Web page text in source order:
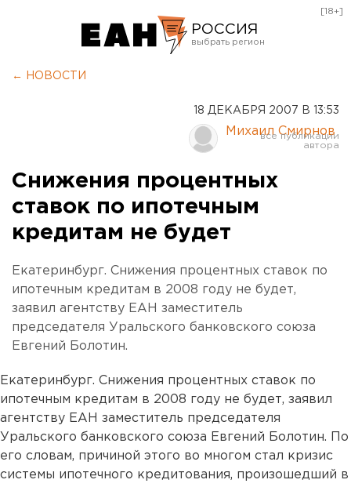
РОССИЯ
Курган
Оренбург
[18+]
← НОВОСТИ
18 ДЕКАБРЯ 2007 В 13:53
Михаил Смирнов
Снижения процентных
ставок по ипотечным
кредитам не будет
Екатеринбург. Снижения процентных ставок по
ипотечным кредитам в 2008 году не будет,
заявил агентству ЕАН заместитель
председателя Уральского банковского союза
Евгений Болотин.
Екатеринбург. Снижения процентных ставок по
ипотечным кредитам в 2008 году не будет, заявил
агентству ЕАН заместитель председателя
Уральского банковского союза Евгений Болотин. По
его словам, причиной этого во многом стал кризис
системы ипотечного кредитования, произошедший в